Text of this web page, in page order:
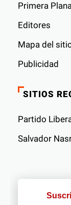
Primera
Editores
Mapa del
Publicidad
SITIOS
Partido
Salvador